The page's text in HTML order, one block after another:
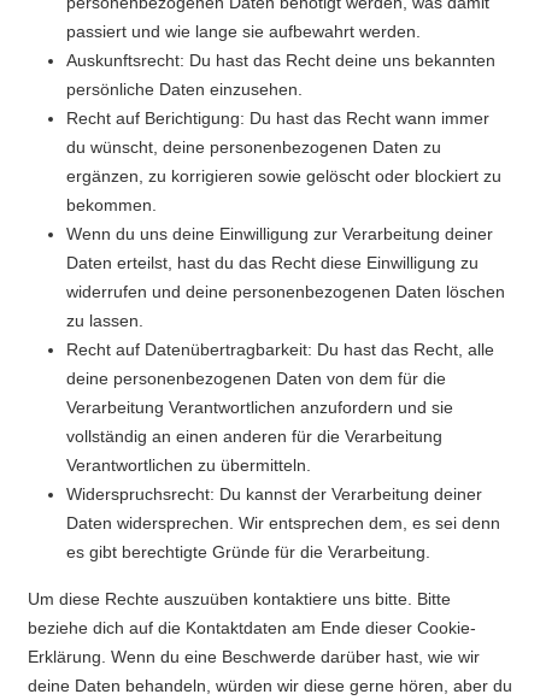
passiert und wie lange sie aufbewahrt werden.
Auskunftsrecht: Du hast das Recht deine uns bekannten
persönliche Daten einzusehen.
Recht auf Berichtigung: Du hast das Recht wann immer
du wünscht, deine personenbezogenen Daten zu
ergänzen, zu korrigieren sowie gelöscht oder blockiert zu
bekommen.
Wenn du uns deine Einwilligung zur Verarbeitung deiner
Daten erteilst, hast du das Recht diese Einwilligung zu
widerrufen und deine personenbezogenen Daten löschen
zu lassen.
Recht auf Datenübertragbarkeit: Du hast das Recht, alle
deine personenbezogenen Daten von dem für die
Verarbeitung Verantwortlichen anzufordern und sie
vollständig an einen anderen für die Verarbeitung
Verantwortlichen zu übermitteln.
Widerspruchsrecht: Du kannst der Verarbeitung deiner
Daten widersprechen. Wir entsprechen dem, es sei denn
es gibt berechtigte Gründe für die Verarbeitung.
Um diese Rechte auszuüben kontaktiere uns bitte. Bitte
beziehe dich auf die Kontaktdaten am Ende dieser Cookie-
Erklärung. Wenn du eine Beschwerde darüber hast, wie wir
deine Daten behandeln, würden wir diese gerne hören, aber du